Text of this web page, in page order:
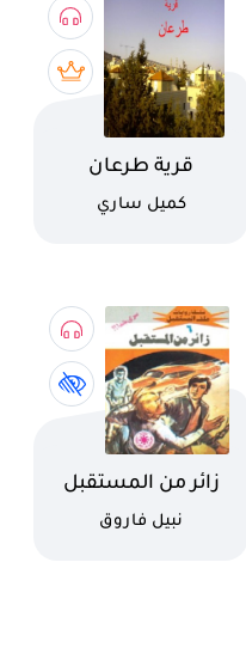
اسم الكتاب
قرية طرعان
كاتب
كميل ساري
اسم الكتاب
زائر من المستقبل
كاتب
نبيل فاروق